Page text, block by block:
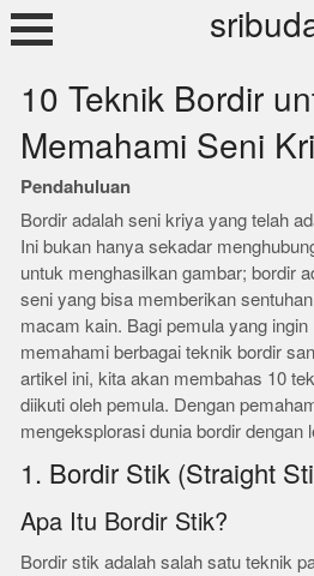
Skip
to
10 Teknik Bordir
Memahami Seni
Pendahuluan
Bordir adalah seni kriya yang telah
Ini bukan hanya sekadar
untuk menghasilkan gambar; bordir
seni yang bisa memberikan
macam kain. Bagi pemula yang
memahami berbagai teknik bordir
artikel ini, kita akan membahas 10
diikuti oleh pemula. Dengan
mengeksplorasi dunia bordir dengan
1. Bordir Stik (Straight
Apa Itu Bordir Stik?
Bordir stik adalah salah satu teknik